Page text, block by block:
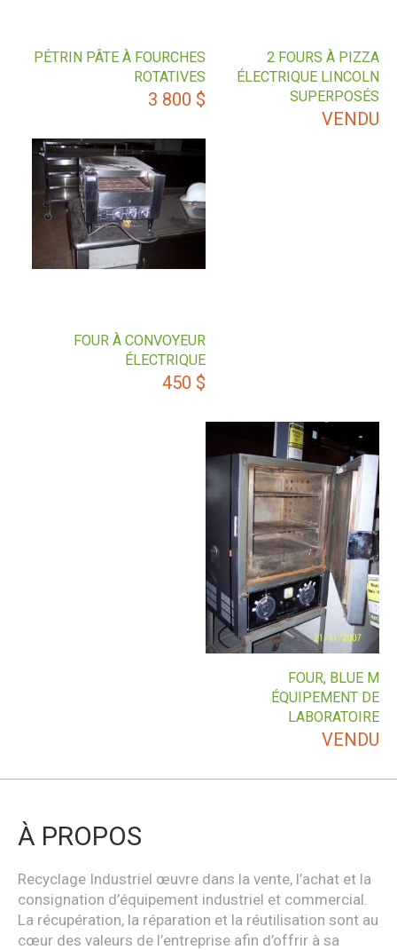
2 FOURS À PIZZA
ÉLECTRIQUE LINCOLN
SUPERPOSÉS
VENDU
PÉTRIN PÂTE À FOURCHES
ROTATIVES
3 800 $
FOUR À CONVOYEUR
ÉLECTRIQUE
450 $
FOUR, BLUE M
ÉQUIPEMENT DE
LABORATOIRE
VENDU
À PROPOS
Recyclage Industriel œuvre dans la vente, l’achat et la
consignation d’équipement industriel et commercial.
La récupération, la réparation et la réutilisation sont au
cœur des valeurs de l’entreprise afin d’offrir à sa